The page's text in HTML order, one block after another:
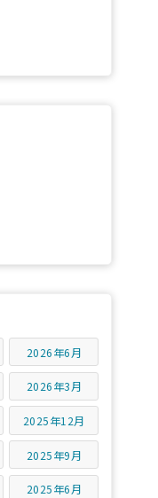
2026年6月
2026年3月
2025年12月
2025年9月
2025年6月